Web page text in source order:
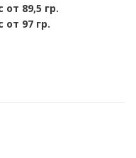
89,5 гр.
97 гр.